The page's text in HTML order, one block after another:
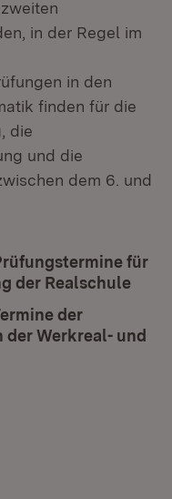
in der Regel im
in den
finden für die
die
und die
dem 6. und
für
der Realschule
der
Werkreal- und